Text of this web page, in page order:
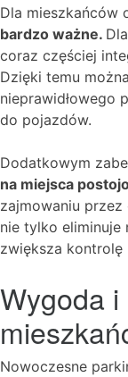
Dla mieszkańców
bardzo ważne.
coraz częściej
Dzięki temu
nieprawidłowego
do pojazdów.
Dodatkowym
na miejsca
zajmowaniu
nie tylko eliminuje
zwiększa kontrolę
Wygoda
Nowoczesne